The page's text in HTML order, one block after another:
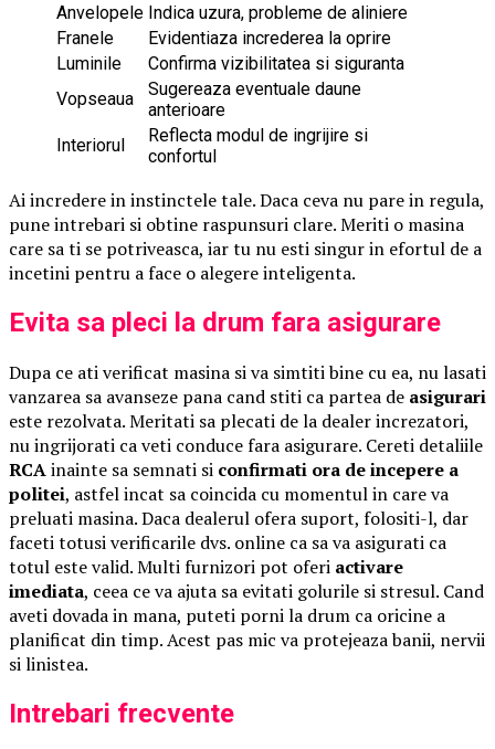
Anvelopele Indica uzura, probleme de aliniere
Franele
Evidentiaza increderea la oprire
Luminile
Confirma vizibilitatea si siguranta
Vopseaua
Sugereaza eventuale daune
anterioare
Interiorul
Reflecta modul de ingrijire si
confortul
Ai incredere in instinctele tale. Daca ceva nu pare in regula,
pune intrebari si obtine raspunsuri clare. Meriti o masina
care sa ti se potriveasca, iar tu nu esti singur in efortul de a
incetini pentru a face o alegere inteligenta.
Evita sa pleci la drum fara asigurare
Dupa ce ati verificat masina si va simtiti bine cu ea, nu lasati
vanzarea sa avanseze pana cand stiti ca partea de asigurari
este rezolvata. Meritati sa plecati de la dealer increzatori,
nu ingrijorati ca veti conduce fara asigurare. Cereti detaliile
RCAinainte sa semnati si confirmati ora de incepere a
politei, astfel incat sa coincida cu momentul in care va
preluati masina. Daca dealerul ofera suport, folositi-l, dar
faceti totusi verificarile dvs. online ca sa va asigurati ca
totul este valid. Multi furnizori pot oferi activare
imediata, ceea ce va ajuta sa evitati golurile si stresul. Cand
aveti dovada in mana, puteti porni la drum ca oricine a
planificat din timp. Acest pas mic va protejeaza banii, nervii
si linistea.
Intrebari frecvente